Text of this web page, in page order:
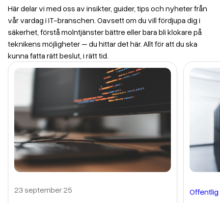
Här delar vi med oss av insikter, guider, tips och nyheter från
vår vardag i IT-branschen. Oavsett om du vill fördjupa dig i
säkerhet, förstå molntjänster bättre eller bara bli klokare på
teknikens möjligheter – du hittar det här. Allt för att du ska
kunna fatta rätt beslut, i rätt tid.
23 september 25